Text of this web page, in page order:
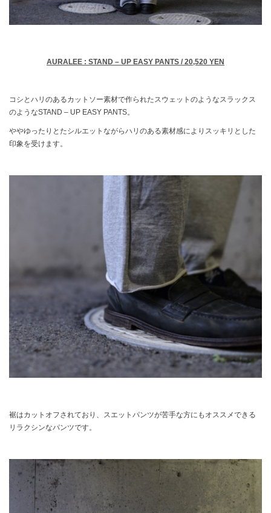
AURALEE : STAND – UP EASY PANTS / 20,520 YEN
コシとハリのあるカットソー素材で作られたスウェットのようなスラックス
のようなSTAND – UP EASY PANTS。
ややゆったりとたシルエットながらハリのある素材感によりスッキリとした
印象を受けます。
裾はカットオフされており、スエットパンツが苦手な方にもオススメできる
リラクシンなパンツです。